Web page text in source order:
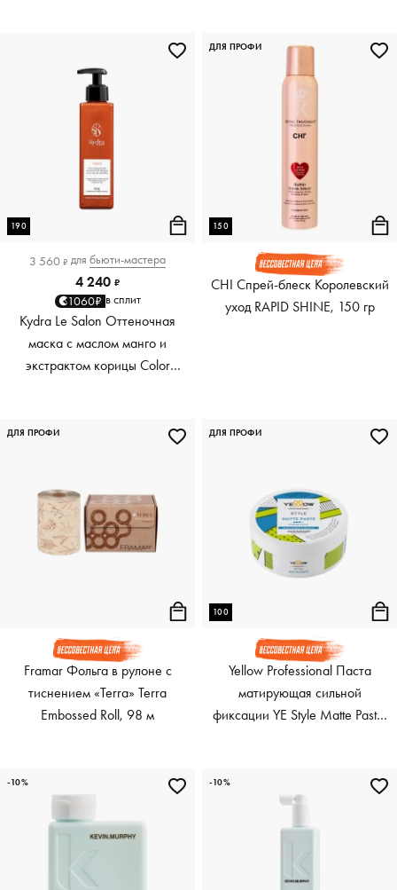
190
3 560 ₽ для бьюти-мастера
4 240 ₽
1060₽ в сплит
Kydra Le Salon Оттеночная
маска с маслом манго и
экстрактом корицы Color
150
CHI Спрей-блеск Королевский
уход RAPID SHINE, 150 гр
ДЛЯ ПРОФИ
Framar Фольга в рулоне с
тиснением «Terra» Terra
Embossed Roll, 98 м
ДЛЯ ПРОФИ
100
Yellow Professional Паста
матирующая сильной
фиксации YE Style Matte Paste,
ДЛЯ ПРОФИ
-10% -10%